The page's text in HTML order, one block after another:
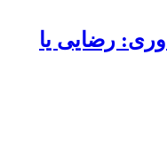
رضایی یا